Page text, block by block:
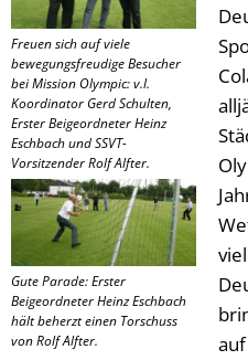
Freuen sich auf viele
bewegungsfreudige Besucher
bei Mission Olympic: v.l.
Koordinator Gerd Schulten,
Erster Beigeordneter Heinz
Eschbach und SSVT-
Vorsitzender Rolf Alfter.
Gute Parade: Erster
Beigeordneter Heinz Eschbach
hält beherzt einen Torschuss
von Rolf Alfter.